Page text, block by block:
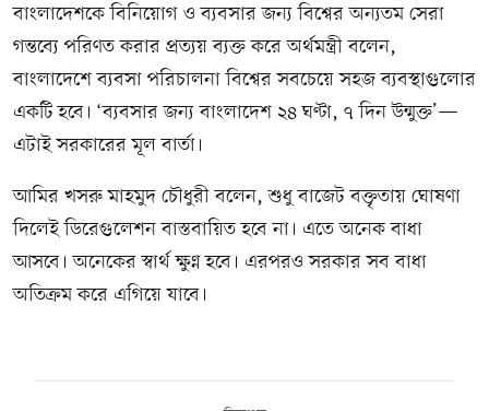
বাংলাদেশকে বিনিয়োগ ও ব্যবসার জন্য বিশ্বের অন্যতম সেরা
গন্তব্যে পরিণত করার প্রত্যয় ব্যক্ত করে অর্থমন্ত্রী বলেন,
বাংলাদেশে ব্যবসা পরিচালনা বিশ্বের সবচেয়ে সহজ ব্যবস্থাগুলোর
একটি হবে। ‘ব্যবসার জন্য বাংলাদেশ ২৪ ঘণ্টা, ৭ দিন উন্মুক্ত’—
এটাই সরকারের মূল বার্তা।
আমির খসরু মাহমুদ চৌধুরী বলেন, শুধু বাজেট বক্তৃতায় ঘোষণা
দিলেই ডিরেগুলেশন বাস্তবায়িত হবে না। এতে অনেক বাধা
আসবে। অনেকের স্বার্থ ক্ষুণ্ন হবে। এরপরও সরকার সব বাধা
অতিক্রম করে এগিয়ে যাবে।